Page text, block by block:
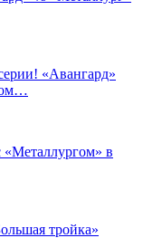
«Авангард»
в
тройка»